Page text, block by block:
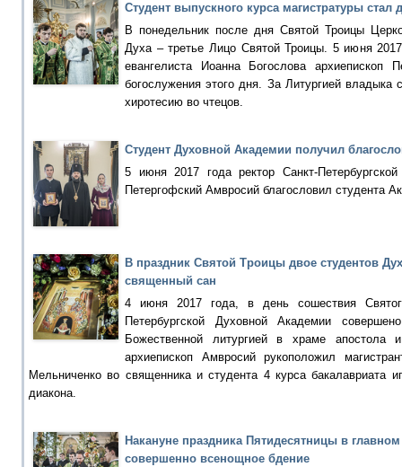
Студент выпускного курса магистратуры стал
В понедельник после дня Святой Троицы
Духа – третье Лицо Святой Троицы. 5 июня
евангелиста Иоанна Богослова архиепископ
богослужения этого дня. За Литургией
хиротесию во чтецов.
Студент Духовной Академии получил
5 июня 2017 года ректор Санкт-
Петергофский Амвросий благословил студента
В праздник Святой Троицы двое студентов
священный сан
4 июня 2017 года, в день сошествия
Петербургской Духовной Академии
Божественной литургией в храме апостола
архиепископ Амвросий рукоположил
Мельниченко во священника и студента 4 курса бакалавриата
диакона.
Накануне праздника Пятидесятницы в
совершенно всенощное бдение